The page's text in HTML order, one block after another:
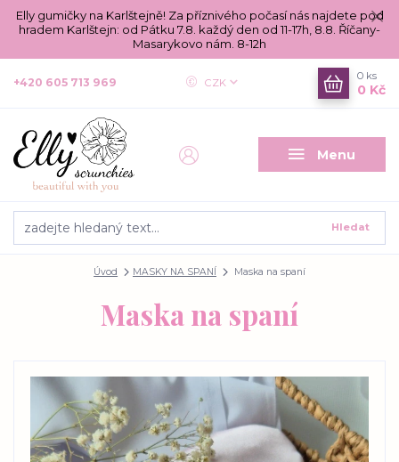
Elly gumičky na Karlštejně! Za příznivého počasí nás najdete pod
hradem Karlštejn: od Pátku 7.8. každý den od 11-17h, 8.8. Říčany-
Masarykovo nám. 8-12h
Menu
CZK
Hledat
+420 605 713 969
0 ks
0 Kč
Úvod MASKY NA SPANÍ Maska na spaní
Maska na spaní